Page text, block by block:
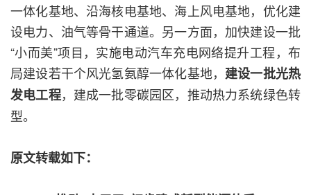
一体化基地、沿海核电基地、海上风电基地，优化建
设电力、油气等骨干通道。另一方面，加快建设一批
“小而美”项目，实施电动汽车充电网络提升工程，布
局建设若干个风光氢氨醇一体化基地， 建设一批光热
发电工程，建成一批零碳园区，推动热力系统绿色转
型。
原文转载如下：